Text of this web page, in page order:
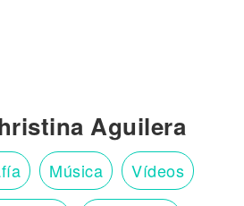
Aguilera
Música Vídeos